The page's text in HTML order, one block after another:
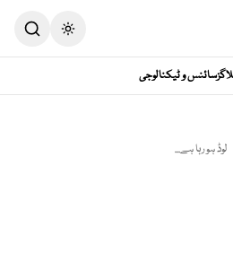
سائنس و ٹیکنالوجی
لوڈ ہو رہا ہے...